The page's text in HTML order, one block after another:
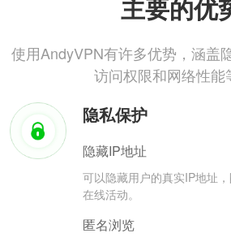
主要的优
使用AndyVPN有许多优势，涵盖
访问权限和网络性能
隐私保护
隐藏IP地址
可以隐藏用户的真实IP地址
在线活动。
匿名浏览